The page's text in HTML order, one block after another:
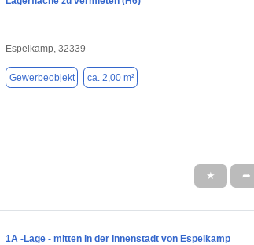
Espelkamp, 32339
Gewerbeobjekt ca. 2,00 m²
★ ➦
1A -Lage - mitten in der Innenstadt von Espelkamp